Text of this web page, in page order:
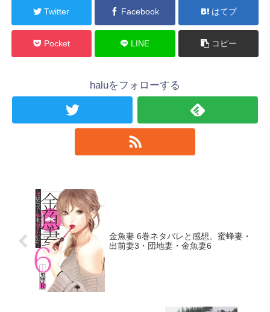
Twitter Facebook はてブ
Pocket LINE コピー
haluをフォローする
金魚妻 6巻ネタバレと感想。蜜蜂妻・
出前妻3・団地妻・金魚妻6